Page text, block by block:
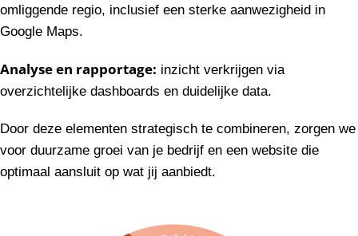
omliggende regio, inclusief een sterke aanwezigheid in
Google Maps.
Analyse en rapportage: inzicht verkrijgen via
overzichtelijke dashboards en duidelijke data.
Door deze elementen strategisch te combineren, zorgen we
voor duurzame groei van je bedrijf en een website die
optimaal aansluit op wat jij aanbiedt.